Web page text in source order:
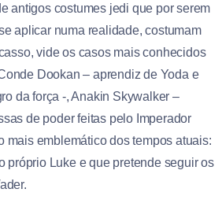
antigos costumes jedi que por serem
aplicar numa realidade, costumam
vide os casos mais conhecidos
Dookan – aprendiz de Yoda e
da força -, Anakin Skywalker –
de poder feitas pelo Imperador
mais emblemático dos tempos atuais:
próprio Luke e que pretende seguir os